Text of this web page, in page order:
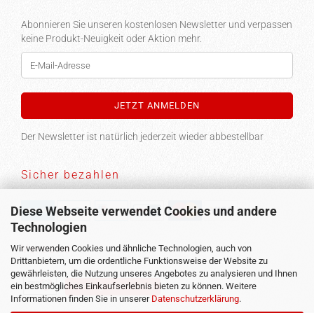
Diese Webseite verwendet Cookies und andere
Technologien
Wir verwenden Cookies und ähnliche Technologien, auch von
Drittanbietern, um die ordentliche Funktionsweise der Website zu
gewährleisten, die Nutzung unseres Angebotes zu analysieren und Ihnen
ein bestmögliches Einkaufserlebnis bieten zu können. Weitere
Informationen finden Sie in unserer Datenschutzerklärung.
Abonnieren Sie unseren kostenlosen Newsletter und verpassen
keine Produkt-Neuigkeit oder Aktion mehr.
Der Newsletter ist natürlich jederzeit wieder abbestellbar
Sicher bezahlen
Versand
Vertrag widerrufen